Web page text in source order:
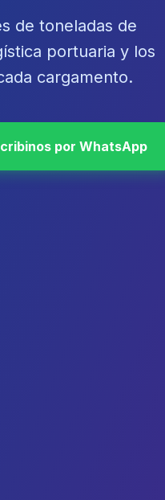
de toneladas de
portuaria y los
cargamento.
por WhatsApp